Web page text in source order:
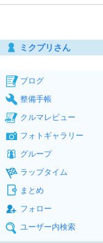
ミクプリさん
ブログ
整備手帳
クルマレビュー
フォトギャラリー
グループ
ラップタイム
まとめ
フォロー
ユーザー内検索